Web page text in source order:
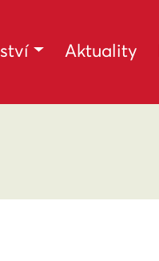
Aktuality